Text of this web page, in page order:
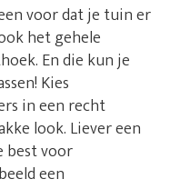
voor dat je tuin er
het gehele
En die kun je
Kies
in een recht
look. Liever een
best voor
een